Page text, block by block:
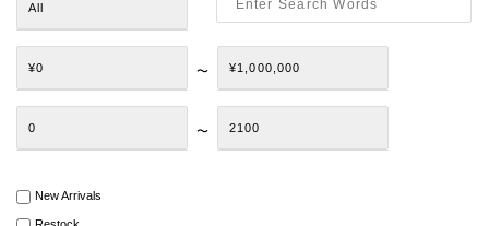
All
¥0 〜 ¥1,000,000
0 〜 2100
New Arrivals